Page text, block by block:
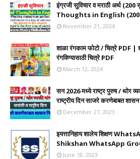
इंग्रजी सुविचार व मराठी अर्थ
Thoughts in English
November 21, 2024
शाळा रंगकाम फोटो / चित्रे PDF |
रंगविण्यासाठी चित्रे PDF
March 12, 2024
सन 2026 मध्ये राष्ट्र पुरुष / थोर
राष्ट्रीय दिन साजरे करणेबाबत
December 27, 2023
इयत्तानिहाय शालेय शिक्षण
Shikshan WhatsApp
June 18, 2023